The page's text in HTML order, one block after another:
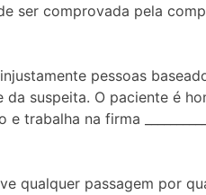
comprovada pela
pessoas
suspeita. O paciente é
trabalha na firma
qualquer passagem por